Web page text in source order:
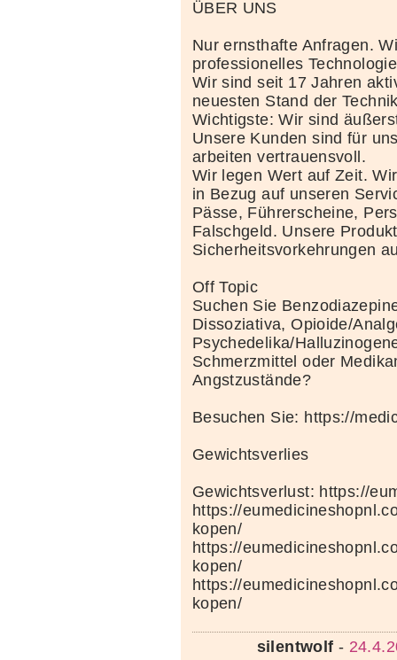
ÜBER UNS
Nur ernsthafte Anfragen.
professionelles
Wir sind seit 17 Jahren
neuesten Stand der
Wichtigste: Wir sind
Unsere Kunden sind für
arbeiten vertrauensvoll.
Wir legen Wert auf Zeit.
in Bezug auf unseren
Pässe, Führerscheine,
Falschgeld. Unsere
Sicherheitsvorkehrungen
Off Topic
Suchen Sie
Dissoziativa, Opioide/
Psychedelika/
Schmerzmittel oder
Angstzustände?
Besuchen Sie: https://
Gewichtsverlies
Gewichtsverlust: https://
https://
kopen/
https://
kopen/
https://
kopen/
silentwolf -